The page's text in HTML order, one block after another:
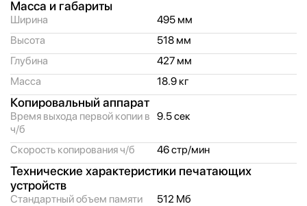
Масса и габариты
Ширина
495 мм
Высота
518 мм
Глубина
427 мм
Масса
18.9 кг
Копировальный аппарат
Время выхода первой копии в
ч/б
9.5 сек
Скорость копирования ч/б 46 стр/мин
Технические характеристики печатающих
устройств
Стандартный объем памяти
512 Мб